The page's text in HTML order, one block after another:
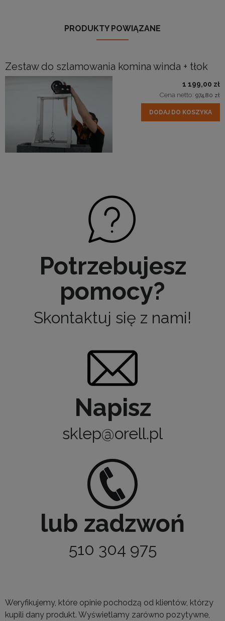
PRODUKTY POWIĄZANE
Zestaw do szlamowania komina winda + tłok
1 199,00 zł
Cena netto: 974,80 zł
DODAJ DO KOSZYKA
Potrzebujesz
pomocy?
Skontaktuj się z nami!
Napisz
sklep@orell.pl
lub zadzwoń
510 304 975
Weryfikujemy, które opinie pochodzą od klientów, którzy
kupili dany produkt. Wyświetlamy zarówno pozytywne,